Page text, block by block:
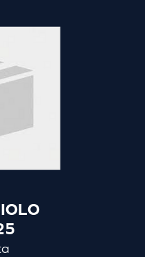
un segno
locale.